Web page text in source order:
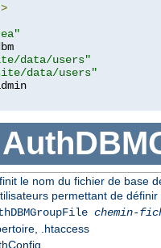
>
data/users"
data/users"
le nom du fichier de base
permettant de
chemin-
.htaccess